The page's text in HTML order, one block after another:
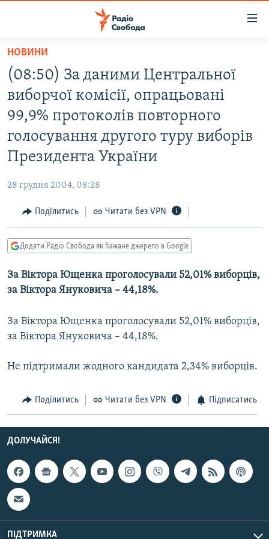
Перейти
основного
матеріалу
Перейти
до
основної
навігації
Перейти
до
РАДІО СВОБОДА – 70 РОКІВ
ВСЕ ЗА ДОБУ
СТАТТІ
СПОРТ
УКРАЇНА
РОСІЙСЬКА «ФІЛЬТРАЦІЯ»
КРИМ.РЕАЛІЇ
ТИ ЯК?
СХЕМИ
МУЛЬТИМЕДІА
СПЕЦПРОЄКТИ
ПОДКАСТИ
РУС
УКР
КТАТ
ДОЛУЧАЙСЯ!
НОВИНИ
(08:50) За даними Центральної
виборчої комісії, опрацьовані
99,9% протоколів повторного
голосування другого туру виборів
Президента України
28 грудня 2004, 08:28
Поділитись Читати без VPN
Додати Радіо Свобода як бажане джерело в Google
За Віктора Ющенка проголосували 52,01% виборців,
за Віктора Януковича – 44,18%.
За Віктора Ющенка проголосували 52,01% виборців,
за Віктора Януковича – 44,18%.
Не підтримали жодного кандидата 2,34% виборців.
Поділитись Читати без VPN Підписатись
ДОЛУЧАЙСЯ!
ПІДТРИМКА